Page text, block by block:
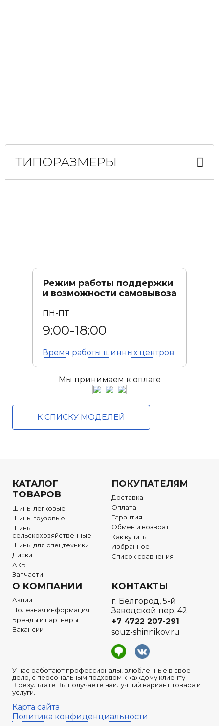
ТИПОРАЗМЕРЫ
Режим работы поддержки
и возможности самовывоза
ПН-ПТ
9:00-18:00
Время работы шинных центров
Мы принимаем к оплате
К СПИСКУ МОДЕЛЕЙ
КАТАЛОГ
ТОВАРОВ
Шины легковые
Шины грузовые
Шины
сельскохозяйственные
Шины для спецтехники
Диски
АКБ
Запчасти
ПОКУПАТЕЛЯМ
Доставка
Оплата
Гарантия
Обмен и возврат
Как купить
Избранное
Список сравнения
О КОМПАНИИ
Акции
Полезная информация
Бренды и партнеры
Вакансии
У нас работают профессионалы, влюбленные в свое
дело, с персональным подходом к каждому клиенту.
В результате Вы получаете наилучший вариант товара и
услуги.
Карта сайта
Политика конфиденциальности
КОНТАКТЫ
г. Белгород, 5-й
Заводской пер. 42
+7 4722 207-291
souz-shinnikov.ru